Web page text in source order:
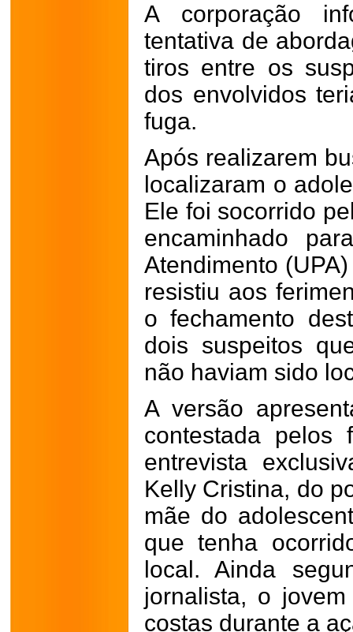
A corporação
tentativa de
tiros entre os
dos envolvidos
fuga.
Após realizarem
localizaram o
Ele foi socorrido
encaminhado
Atendimento
resistiu aos
o fechamento
dois suspeitos
não haviam sido
A versão
contestada pelos
entrevista
Kelly Cristina, do
mãe do
que tenha
local. Ainda
jornalista, o
costas durante a